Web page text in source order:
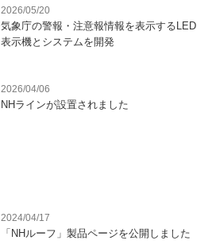
2026/05/20
気象庁の警報・注意報情報を表示するLED
表示機とシステムを開発
2026/04/06
NHラインが設置されました
2024/04/17
「NHルーフ」製品ページを公開しました